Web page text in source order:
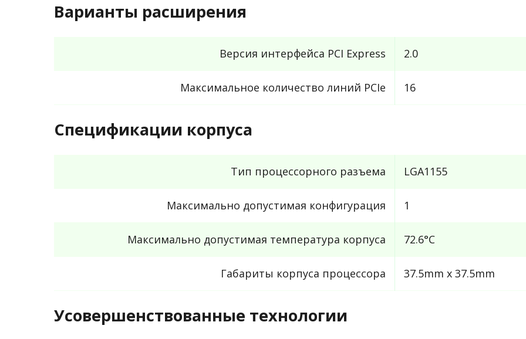
Варианты расширения
Версия интерфейса PCI Express 2.0
Максимальное количество линий PCIe 16
Спецификации корпуса
Тип процессорного разъема LGA1155
Максимально допустимая конфигурация 1
Максимально допустимая температура корпуса 72.6°C
Габариты корпуса процессора 37.5mm x 37.5mm
Усовершенствованные технологии